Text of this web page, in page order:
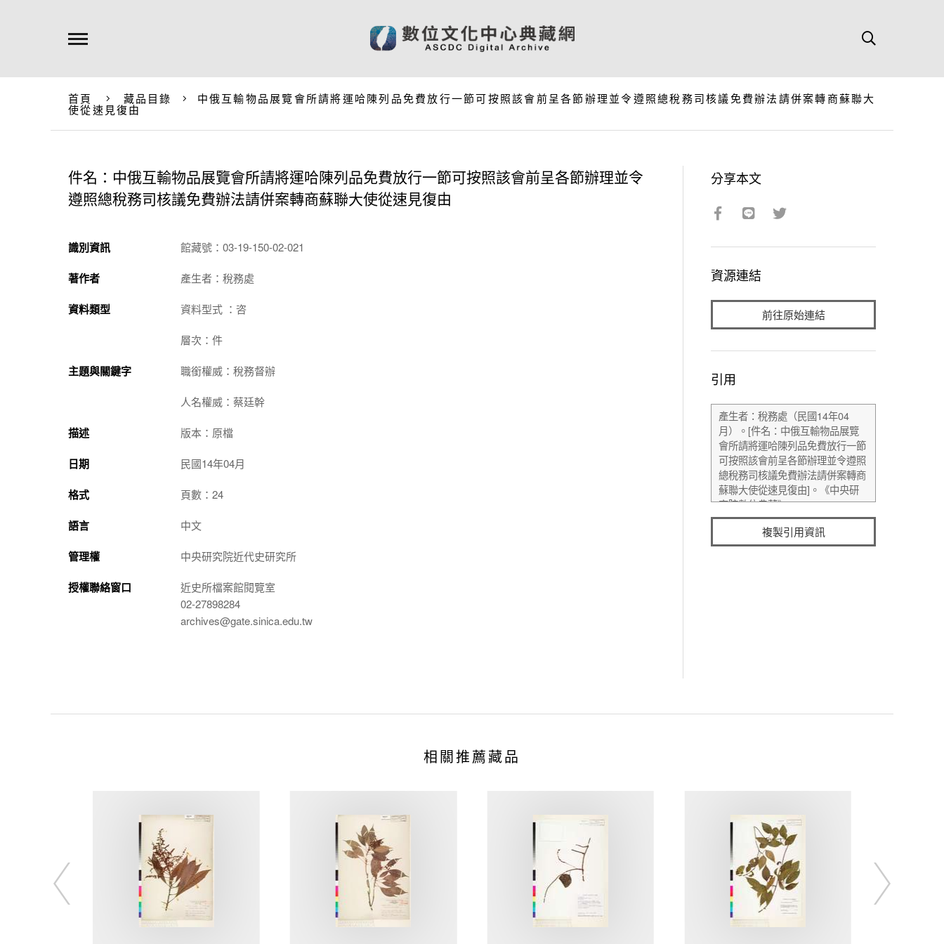
首頁 藏品目錄 中俄互輸物品展覽會所請將運哈陳列品免費放行一節可按照該會前呈各節辦理並令遵照總稅務司核議免費辦法請併案轉商蘇聯大
使從速見復由
件名：中俄互輸物品展覽會所請將運哈陳列品免費放行一節可按照該會前呈各節辦理並令
遵照總稅務司核議免費辦法請併案轉商蘇聯大使從速見復由
識別資訊 館藏號：03-19-150-02-021
著作者 產生者：稅務處
資料類型 資料型式 ：咨
層次：件
主題與關鍵字 職銜權威：稅務督辦
人名權威：蔡廷幹
描述 版本：原檔
日期 民國14年04月
格式 頁數：24
語言 中文
管理權 中央研究院近代史研究所
授權聯絡窗口
近史所檔案館閱覽室
02-27898284
archives@gate.sinica.edu.tw
分享本文
資源連結
前往原始連結
引用
複製引用資訊
相關推薦藏品